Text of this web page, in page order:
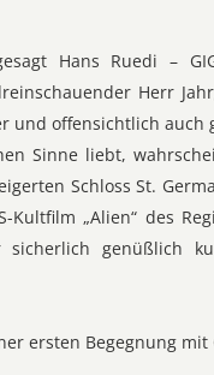
Hans Ruedi –
Herr
und offensichtlich
Sinne liebt,
Schloss St.
„Alien“ des
sicherlich genüßlich
ersten Begegnung mit